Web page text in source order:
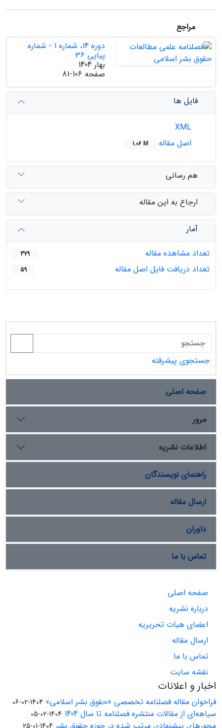
مراجع
دوره 14، شماره 1 - شماره
پیاپی 36
بهار 1404
صفحه 81-106
فایل ها
اصل مقاله
1.06 M
هم رسانی
ارجاع به این مقاله
آمار
تعداد مشاهده مقاله
379
تعداد دریافت فایل اصل مقاله 59
جستجوی پیشرفته
صفحه اصلی
مرور
اطلاعات نشریه
راهنمای نویسندگان
ارسال مقاله
داوران
تماس با ما
صفحه اصلی
درباره نشریه
اعضای هیات تحریریه
ارسال مقاله
تماس با ما
نقشه سایت
اخبار و اعلانات
فراخوان مقاله فصلنامه تخصصی «حقوق بشر اسلامی» 1404-02-06
سیاهه‌ای از مقالات منتشره فصلنامه تا سال 1404 1404-02-05